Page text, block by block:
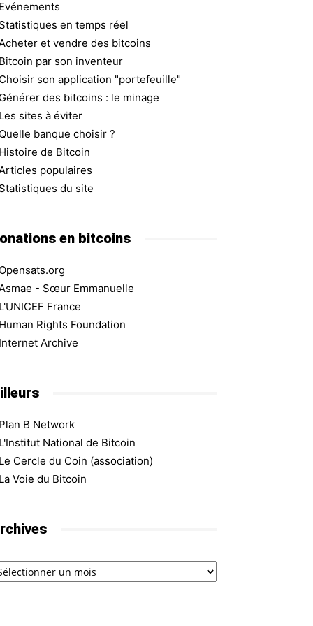
Evénements
Statistiques en temps réel
et vendre des bitcoins
Bitcoin par son inventeur
Choisir son application "portefeuille"
Générer des bitcoins : le minage
Les sites à éviter
Quelle banque choisir ?
Histoire de Bitcoin
populaires
Statistiques du site
en bitcoins
Opensats.org
- Sœur Emmanuelle
L'UNICEF France
Human Rights Foundation
Internet Archive
Plan B Network
L'Institut National de Bitcoin
Le Cercle du Coin (association)
La Voie du Bitcoin